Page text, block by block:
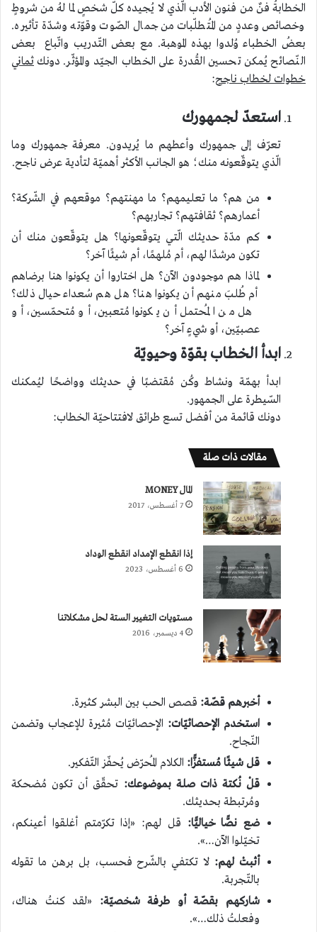
الخطابةُ فنٌ من فنون الأدب الّذي لا يُجيده كلّ شخصٍ لما لهُ من شروطٍ
وخصائص وعددٍ من المُتطلّبات من جمال الصّوت وقوّته وشدّة تأثيره.
بعضُ الخطباء وُلدوا بهذه الموهبة. مع بعض التّدريب واتّباع بعض
النّصائح يُمكن تحسين القُدرة على الخطاب الجيّد والمؤثّر. دونك ثماني
خطوات لخطاب ناجح:
استعدّ لجمهورك
تعرّف إلى جمهورك وأعطهم ما يُريدون. معرفة جمهورك وما
الّذي يتوقّعونه منك؛ هو الجانب الأكثر أهميّة لتأدية عرض ناجح.
من هم؟ ما تعليمهم؟ ما مهنتهم؟ موقعهم في الشّركة؟
أعمارهم؟ ثقافتهم؟ تجاربهم؟
كم مدّة حديثك الّتي يتوقّعونها؟ هل يتوقّعون منك أن
تكون مرشدًا لهم، أم مُلهمًا، أم شيئًا آخر؟
لماذا هم موجودون الآن؟ هل اختاروا أن يكونوا هنا برضاهم
أم طُلبَ منهم أن يكونوا هنا؟ هل هم سُعداء حيال ذلك؟
هل من المُحتمل أن يكونوا مُتعبين، أو مُتحمّسين، أو
عصبيّين، أو شيءٍ آخر؟
ابدأ الخطاب بقوّة وحيويّة
ابدأ بهمّة ونشاط وكُن مُقتضبًا في حديثك وواضحًا ليُمكنك
السّيطرة على الجمهور.
دونك قائمة من أفضل تسع طرائق لافتتاحيّة الخطاب:
مقالات ذات صلة
المال MONEY
7 أغسطس، 2017
إذا انقطع الإمداد انقطع الوداد
6 أغسطس، 2023
مستويات التغيير الستة لحل مشكلاتنا
4 ديسمبر، 2016
أخبرهم قصّة: قصص الحب بين البشر كثيرة.
استخدم الإحصائيّات: الإحصائيّات مُثيرة للإعجاب وتضمن
النّجاح.
قل شيئًا مُستفزًّا: الكلام المُحرّض يُحفّز التّفكير.
قلْ نُكتة ذات صلة بموضوعك: تحقّق أن تكون مُضحكة
ومُرتبطة بحديثك.
ضع نصًّا خياليًّا: قل لهم: «إذا تكرّمتم أغلقوا أعينكم،
تخيّلوا الآن…».
أثبتْ لهم: لا تكتفي بالشّرح فحسب، بل برهن ما تقوله
بالتّجربة.
شاركهم بقصّة أو طرفة شخصيّة: «لقد كنتُ هناك،
وفعلتُ ذلك…».